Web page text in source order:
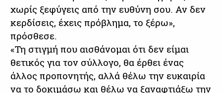
χωρίς ξεφύγεις από την ευθύνη σου. Αν δεν
κερδίσεις, έχεις πρόβλημα, το ξέρω»,
πρόσθεσε.
«Τη στιγμή που αισθάνομαι ότι δεν είμαι
θετικός για τον σύλλογο, θα έρθει ένας
άλλος προπονητής, αλλά θέλω την ευκαιρία
να το δοκιμάσω και θέλω να ξαναφτιάξω την